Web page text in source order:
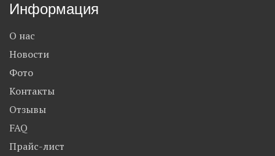
Информация
О нас
Новости
Фото
Контакты
Отзывы
FAQ
Прайс-лист